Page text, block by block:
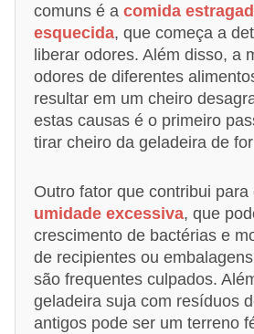
comuns é a comida
esquecida, que começa a
liberar odores. Além disso, a
odores de diferentes
resultar em um cheiro
estas causas é o primeiro
tirar cheiro da geladeira de
Outro fator que contribui para
umidade excessiva, que
crescimento de bactérias e
de recipientes ou
são frequentes culpados.
geladeira suja com resíduos
antigos pode ser um terreno